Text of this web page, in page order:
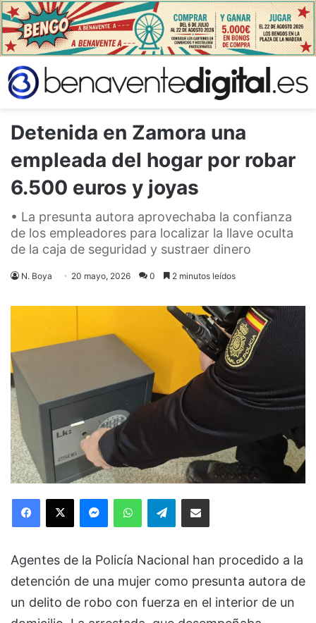
Detenida en Zamora una
empleada del hogar por robar
6.500 euros y joyas
• La presunta autora aprovechaba la confianza
de los empleadores para localizar la llave oculta
de la caja de seguridad y sustraer dinero
N. Boya 20 mayo, 2026 0 2 minutos leídos
Facebook
X MessengerWhatsAppTelegramCompartir via Email
Agentes de la Policía Nacional han procedido a la
detención de una mujer como presunta autora de
un delito de robo con fuerza en el interior de un